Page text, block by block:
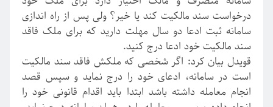
درخواست سند مالکیت کند یا خیر؟ ولی پس از راه اندازی
سامانه ثبت ادعا دو سال مهلت دارید که برای ملک فاقد
سند مالکیت خود ادعا درج کنید.
قویدل بیان کرد: اگر شخصی که ملکش فاقد سند مالکیت
است در سامانه، ادعای خود را درج نماید و سپس قصد
انجام معامله داشته باشد ابتدا باید اقدام قانونی خود را